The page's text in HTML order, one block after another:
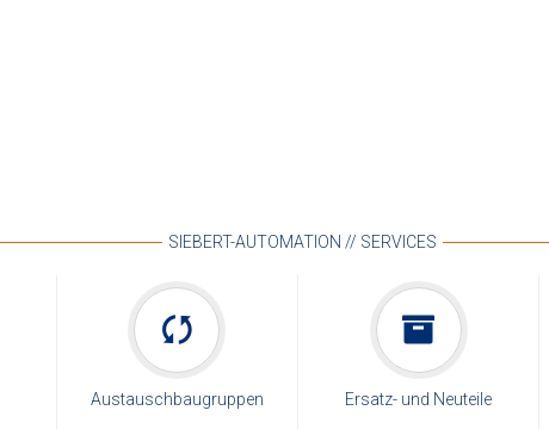
SIEBERT-AUTOMATION // SERVICES
Austauschbaugruppen Ersatz- und Neuteile